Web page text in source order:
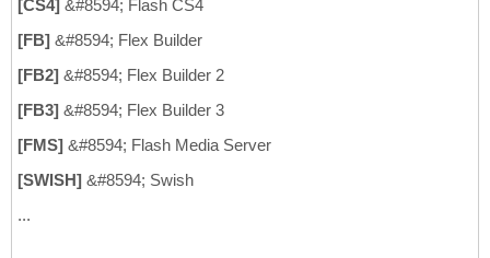
[CS4] &#8594; Flash CS4
[FB] &#8594; Flex Builder
[FB2] &#8594; Flex Builder 2
[FB3] &#8594; Flex Builder 3
[FMS] &#8594; Flash Media Server
[SWISH] &#8594; Swish
...